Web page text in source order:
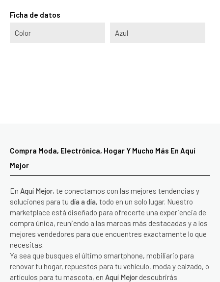
Ficha de datos
Color Azul
Compra Moda, Electrónica, Hogar Y Mucho Más En Aquí
Mejor
En Aquí Mejor, te conectamos con las mejores tendencias y
soluciones para tu día a día, todo en un solo lugar. Nuestro
marketplace está diseñado para ofrecerte una experiencia de
compra única, reuniendo a las marcas más destacadas y a los
mejores vendedores para que encuentres exactamente lo que
necesitas.
Ya sea que busques el último smartphone, mobiliario para
renovar tu hogar, repuestos para tu vehículo, moda y calzado, o
artículos para tu mascota, en Aquí Mejor descubrirás